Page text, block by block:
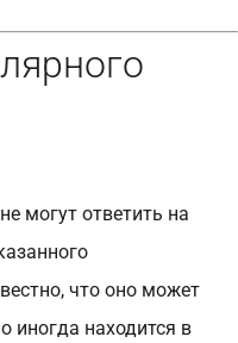
могут ответить на
что оно может
иногда находится в